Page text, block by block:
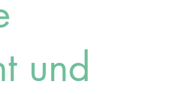
und